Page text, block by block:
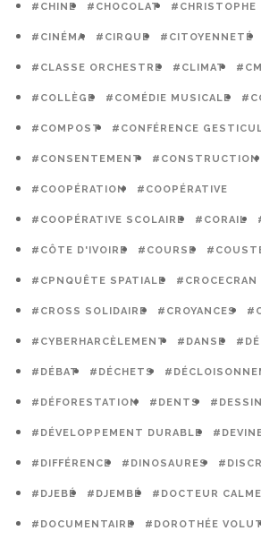
#CHINE #CHOCOLAT #CHRISTOPHE
#CINÉMA #CIRQUE #CITOYENNETÉ
#CLASSE ORCHESTRE #CLIMAT
#COLLÈGE #COMÉDIE MUSICALE
#COMPOST #CONFÉRENCE
#CONSENTEMENT #CONSTRUCTION
#COOPÉRATION #COOPÉRATIVE
#COOPÉRATIVE SCOLAIRE #CORAIL
#CÔTE D'IVOIRE #COURSE
#CPNQUÊTE SPATIALE #CROCECRAN
#CROSS SOLIDAIRE #CROYANCES
#CYBERHARCÈLEMENT #DANSE
#DÉBAT #DÉCHETS
#DÉFORESTATION #DENTS #DESSIN
#DÉVELOPPEMENT DURABLE
#DIFFÉRENCE #DINOSAURES
#DJEBÉ #DJEMBÉ #DOCTEUR
#DOCUMENTAIRE #DOROTHÉE